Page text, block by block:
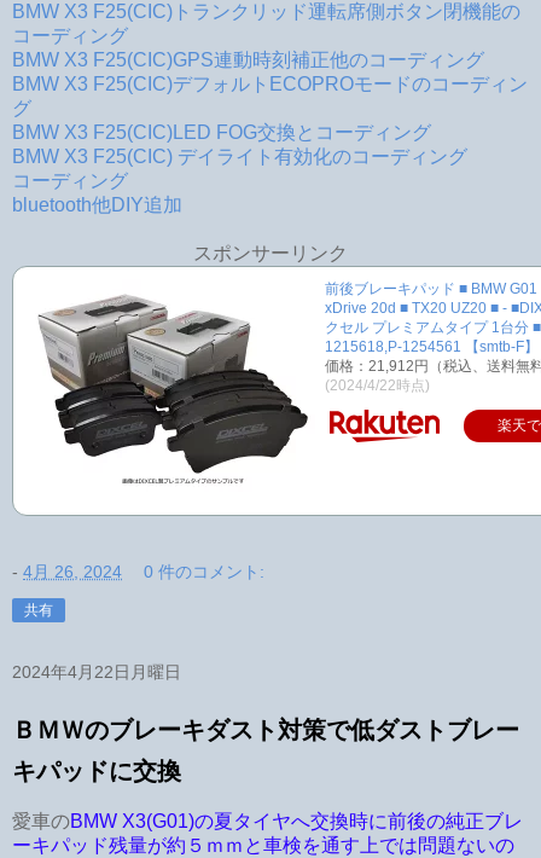
BMW X3 F25(CIC)トランクリッド運転席側ボタン閉機能の
コーディング
BMW X3 F25(CIC)GPS連動時刻補正他のコーディング
BMW X3 F25(CIC)デフォルトECOPROモードのコーディン
グ
BMW X3 F25(CIC)LED FOG交換とコーディング
BMW X3 F25(CIC) デイライト有効化のコーディング
コーディング
bluetooth他DIY追加
スポンサーリンク
前後ブレーキパッド ■ BMW G01
xDrive 20d ■ TX20 UZ20 ■ -
クセル プレミアムタイプ 1台分
1215618,P-1254561 【smtb-F】
価格：21,912円（税込、送料無
(2024/4/22時点)
楽天
- 4月 26, 2024 0 件のコメント:
共有
2024年4月22日月曜日
ＢＭＷのブレーキダスト対策で低ダストブレー
キパッドに交換
愛車のBMW X3(G01)の夏タイヤへ交換時に前後の純正ブレ
ーキパッド残量が約５ｍｍと車検を通す上では問題ないの